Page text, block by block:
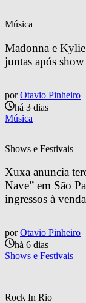
Música
Madonna e
juntas após
por Otavio Pinheiro
há 3 dias
Música
Shows e Festivais
Xuxa anuncia
Nave” em São
ingressos à
por Otavio Pinheiro
há 6 dias
Shows e Festivais
Rock In Rio